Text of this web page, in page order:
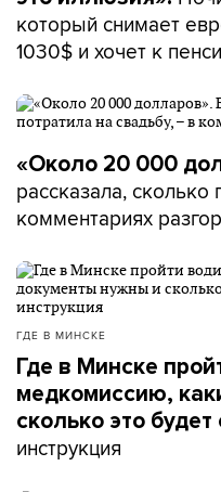
который снимает
1030$ и хочет к
«Около 20 000
рассказала, сколько
комментариях
ГДЕ В МИНСКЕ
Где в Минске
медкомиссию,
сколько это будет
инструкция